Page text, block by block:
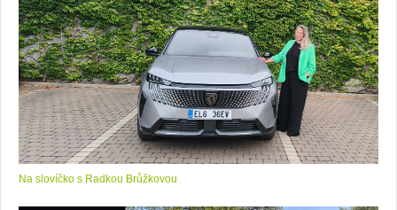
Na slovíčko s Radkou Brůžkovou